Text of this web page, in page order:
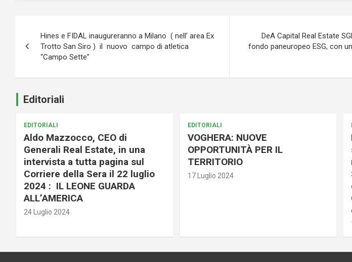
articoli
Hines e FIDAL inaugureranno a Milano ( nell’ area Ex
Trotto San Siro ) il nuovo campo di atletica
“Campo Sette”
DeA Capital Real Estate
fondo paneuropeo ESG, con
Editoriali
EDITORIALI
Aldo Mazzocco, CEO di
Generali Real Estate, in una
intervista a tutta pagina sul
Corriere della Sera il 22 luglio
2024 : IL LEONE GUARDA
ALL’AMERICA
24 Luglio 2024
EDITORIALI
VOGHERA: NUOVE
OPPORTUNITÀ PER IL
TERRITORIO
17 Luglio 2024